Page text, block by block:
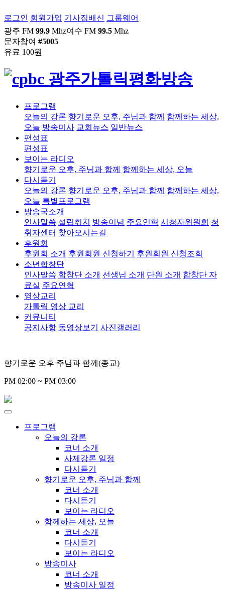
로그인 회원가입 기사집배신 그룹웨어
광주 FM 99.9 Mhz여수 FM 99.5 Mhz
문자참여 #5005
유료 100원
프로그램
오늘의 강론 향기로운 오후, 주님과 함께 함께하는 세상,
오늘 방송미사 교회뉴스 일반뉴스
편성표
편성표
보이는 라디오
향기로운 오후, 주님과 함께 함께하는 세상, 오늘
다시듣기
오늘의 강론 향기로운 오후, 주님과 함께 함께하는 세상,
오늘 특별프로그램
방송국소개
인사말씀 설립취지 방송이념 주요연혁 시청자위원회 청
취자센터 찾아오시는길
후원회
후원회 소개 후원회원 신청하기
후원회원 신청조회
소년합창단
인사말씀 합창단 소개 선생님 소개 단원 소개 합창단 자
료실 주요연혁
영상교리
가톨릭 영상 교리
커뮤니티
공지사항 동영상보기 사진갤러리
향기로운 오후 주님과 함께(종교)
PM 02:00 ~ PM 03:00
프로그램
오늘의 강론
코너 소개
사제강론 일정
다시듣기
향기로운 오후, 주님과 함께
코너 소개
다시듣기
보이는 라디오
함께하는 세상, 오늘
코너 소개
다시듣기
보이는 라디오
방송미사
코너 소개
방송미사 일정